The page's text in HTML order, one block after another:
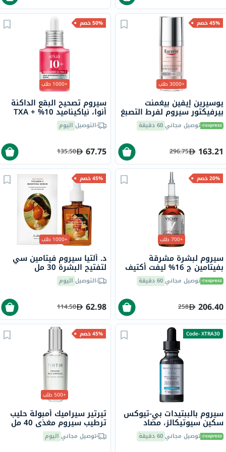
45% خصم
+3000 طلب
يوسيرين إيفين بيغمنت
بيرفيكتور سيروم لفرط التصبغ
المزدوج 30 ملتوصيل مجاني60 دقيقة
163.21
296.75
50% خصم
+1000 طلب
سيروم تصحيح البقع الداكنة
أنوا، نياكيناميد 10% + TXA
4%، 30 مل
التوصيل اليوم
67.75
135.50
20% خصم
+700 طلب
سيروم لبشرة مشرقة
بفيتامين ج 16% ليفت أكتيف
فيشي، 20 ملتوصيل مجاني60 دقيقة
206.40
258
45% خصم
+1000 طلب
د. ألتيا سيروم فيتامين سي
لتفتيح البشرة 30 مل
التوصيل اليوم
62.98
114.50
Code- XTRA30
سيروم بالببتيدات بي-تيوكس
سكين سيوتيكالز، مضاد
للتجاعيد - 30 ملتوصيل مجاني60 دقيقة
45% خصم
+500 طلب
تيرتير سيراميك أمبولة حليب
ترطيب سيروم مغذي 40 مل
توصيل مجاني اليوم